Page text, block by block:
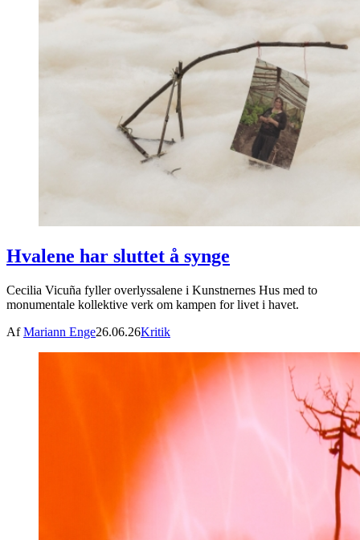
Hvalene har sluttet å synge
Cecilia Vicuña fyller overlyssalene i Kunstnernes Hus med to
monumentale kollektive verk om kampen for livet i havet.
AfMariann Enge26.06.26Kritik